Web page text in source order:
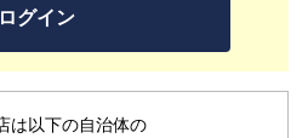
ログイン
は以下の自治体の